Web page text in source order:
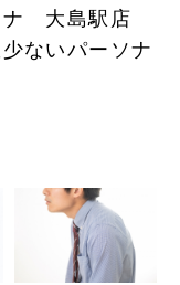
ナ 大島駅店
ないパーソナ